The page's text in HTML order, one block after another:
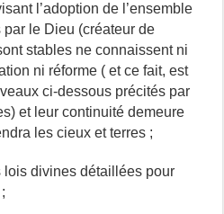
l’adoption de l’ensemble
le Dieu (créateur de
stables ne connaissent ni
ni réforme ( et ce fait, est
ci-dessous précités par
et leur continuité demeure
les cieux et terres ;
lois divines détaillées pour